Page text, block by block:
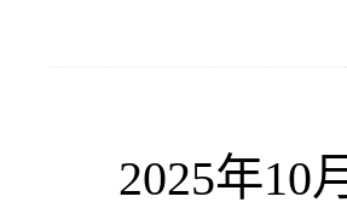
2025年10月